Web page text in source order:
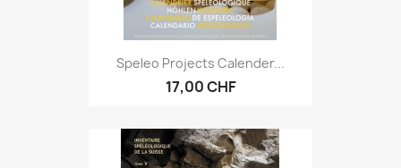
Speleo Projects Calender...
17,00 CHF